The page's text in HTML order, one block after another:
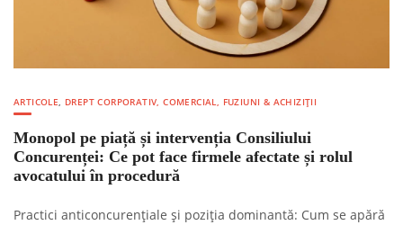
ARTICOLE, DREPT CORPORATIV, COMERCIAL, FUZIUNI & ACHIZIȚII
Monopol pe piață și intervenția Consiliului
Concurenței: Ce pot face firmele afectate și rolul
avocatului în procedură
Practici anticoncurențiale și poziția dominantă: Cum se apără